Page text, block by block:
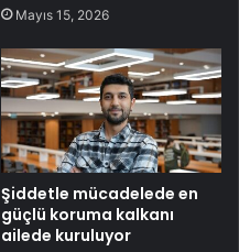
Mayıs 15, 2026
Şiddetle mücadelede en
güçlü koruma kalkanı
ailede kuruluyor